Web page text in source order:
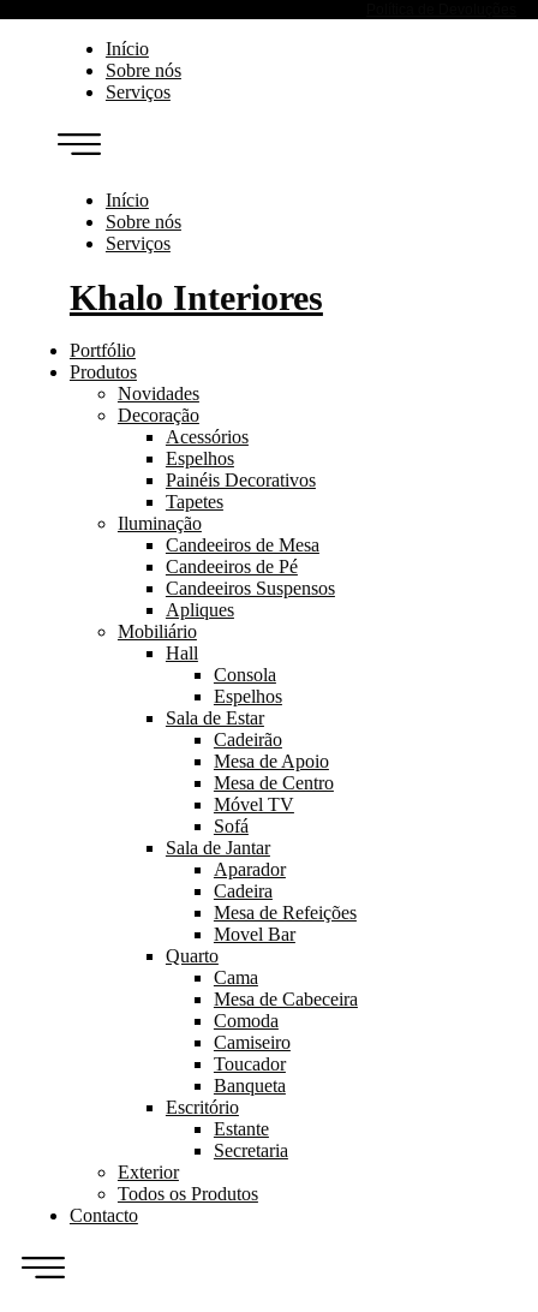
Início
Sobre nós
Serviços
Início
Sobre nós
Serviços
Khalo Interiores
Portfólio
Produtos
Novidades
Decoração
Acessórios
Espelhos
Painéis Decorativos
Tapetes
Iluminação
Candeeiros de Mesa
Candeeiros de Pé
Candeeiros Suspensos
Apliques
Mobiliário
Hall
Consola
Espelhos
Sala de Estar
Cadeirão
Mesa de Apoio
Mesa de Centro
Móvel TV
Sofá
Sala de Jantar
Aparador
Cadeira
Mesa de Refeições
Movel Bar
Quarto
Cama
Mesa de Cabeceira
Comoda
Camiseiro
Toucador
Banqueta
Escritório
Estante
Secretaria
Exterior
Todos os Produtos
Contacto